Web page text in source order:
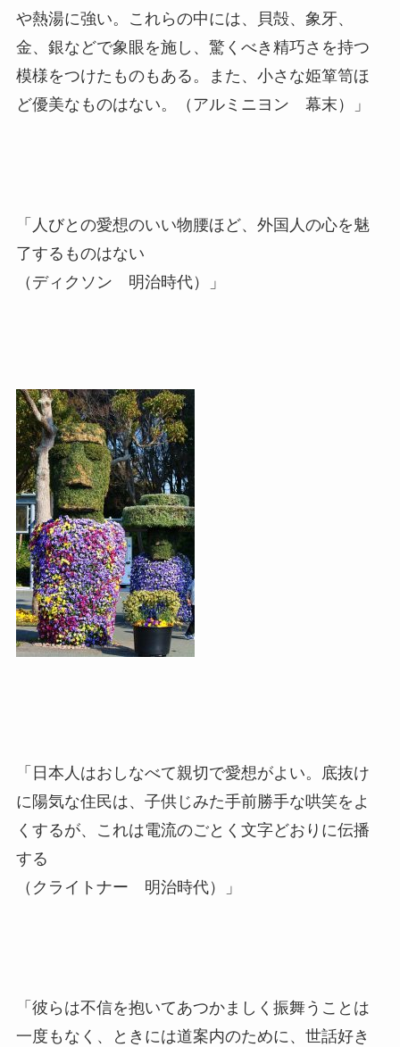
や熱湯に強い。これらの中には、貝殻、象牙、
金、銀などで象眼を施し、驚くべき精巧さを持つ
模様をつけたものもある。また、小さな姫箪笥ほ
ど優美なものはない。（アルミニヨン 幕末）」
「人びとの愛想のいい物腰ほど、外国人の心を魅
了するものはない
（ディクソン 明治時代）」
「日本人はおしなべて親切で愛想がよい。底抜け
に陽気な住民は、子供じみた手前勝手な哄笑をよ
くするが、これは電流のごとく文字どおりに伝播
する
（クライトナー 明治時代）」
「彼らは不信を抱いてあつかましく振舞うことは
一度もなく、ときには道案内のために、世話好き